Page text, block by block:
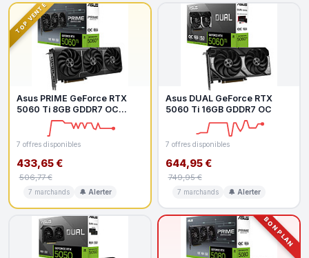
TOP VENTE
Asus PRIME GeForce RTX
5060 Ti 8GB GDDR7 OC
7 offres disponibles
433,65 €
506,77 €
7 marchands 🔔 Alerter
Asus DUAL GeForce RTX
5060 Ti 16GB GDDR7 OC
7 offres disponibles
644,95 €
749,95 €
7 marchands 🔔 Alerter
BON PLAN